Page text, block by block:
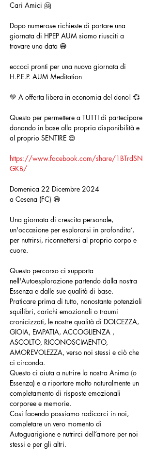
Cari Amici 🤗
Dopo numerose richieste di portare una
giornata di HPEP AUM siamo riusciti a
trovare una data 😅
eccoci pronti per una nuova giornata di
H.P.E.P. AUM Meditation
💚 A offerta libera in economia del dono! 💞
Questo per permettere a TUTTI di partecipare
donando in base alla propria disponibilità e
al proprio SENTIRE 😌
https://www.facebook.com/share/1BTrdSN
GKB/
Domenica 22 Dicembre 2024
a Cesena (FC) 😄
Una giornata di crescita personale,
un'occasione per esplorarsi in profondita’,
per nutrirsi, riconnettersi al proprio corpo e
cuore.
Questo percorso ci supporta
nell'Autoesplorazione partendo dalla nostra
Essenza e dalle sue qualità di base.
Praticare prima di tutto, nonostante potenziali
squilibri, carichi emozionali o traumi
cronicizzati, le nostre qualità di DOLCEZZA,
GIOIA, EMPATIA, ACCOGLIENZA ,
ASCOLTO, RICONOSCIMENTO,
AMOREVOLEZZA, verso noi stessi e ciò che
ci circonda.
Questo ci aiuta a nutrire la nostra Anima (o
Essenza) e a riportare molto naturalmente un
completamento di risposte emozionali
corporee e memorie.
Cosi facendo possiamo radicarci in noi,
completare un vero momento di
Autoguarigione e nutrirci dell’amore per noi
stessi e per gli altri.